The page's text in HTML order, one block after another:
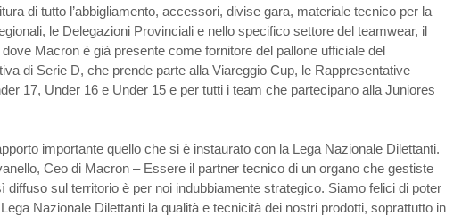
di tutto l’abbigliamento, accessori, divise gara, materiale tecnico per la
le Delegazioni Provinciali e nello specifico settore del teamwear, il
Macron è già presente come fornitore del pallone ufficiale del
di Serie D, che prende parte alla Viareggio Cup, le Rappresentative
17, Under 16 e Under 15 e per tutti i team che partecipano alla Juniores
importante quello che si è instaurato con la Lega Nazionale Dilettanti.
Ceo di Macron – Essere il partner tecnico di un organo che gestiste
sul territorio è per noi indubbiamente strategico. Siamo felici di poter
Nazionale Dilettanti la qualità e tecnicità dei nostri prodotti, soprattutto in